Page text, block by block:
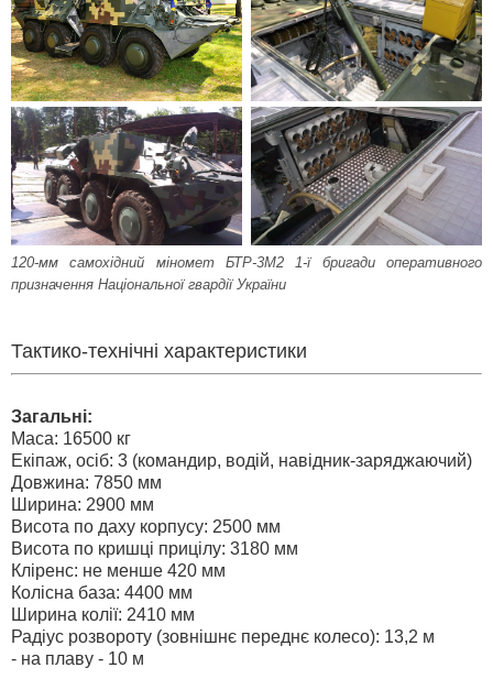
120-мм самохідний міномет БТР-3М2 1-ї бригади оперативного
призначення Національної гвардії України
Тактико-технічні характеристики
Загальні:
Маса: 16500 кг
Екіпаж, осіб: 3 (командир, водій, навідник-заряджаючий)
Довжина: 7850 мм
Ширина: 2900 мм
Висота по даху корпусу: 2500 мм
Висота по кришці прицілу: 3180 мм
Кліренс: не менше 420 мм
Колісна база: 4400 мм
Ширина колії: 2410 мм
Радіус розвороту (зовнішнє переднє колесо): 13,2 м
- на плаву - 10 м